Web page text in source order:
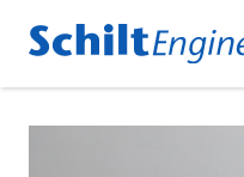
Produkte